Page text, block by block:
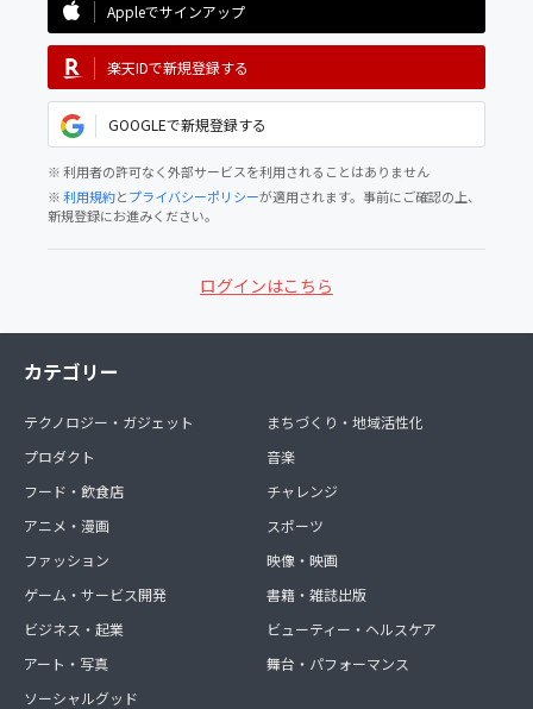
Appleでサインアップ
楽天IDで新規登録する
GOOGLEで新規登録する
※ 利用者の許可なく外部サービスを利用されることはありません
※利用規約とプライバシーポリシーが適用されます。事前にご確認の上、
新規登録にお進みください。
ログインはこちら
カテゴリー
テクノロジー・ガジェット
プロダクト
フード・飲食店
アニメ・漫画
ファッション
ゲーム・サービス開発
ビジネス・起業
アート・写真
ソーシャルグッド
まちづくり・地域活性化
音楽
チャレンジ
スポーツ
映像・映画
書籍・雑誌出版
ビューティー・ヘルスケア
舞台・パフォーマンス